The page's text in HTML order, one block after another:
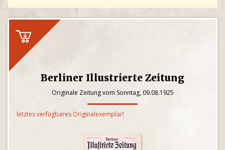
Berliner Illustrierte Zeitung
Originale Zeitung vom Sonntag, 09.08.1925
letztes verfügbares Originalexemplar!